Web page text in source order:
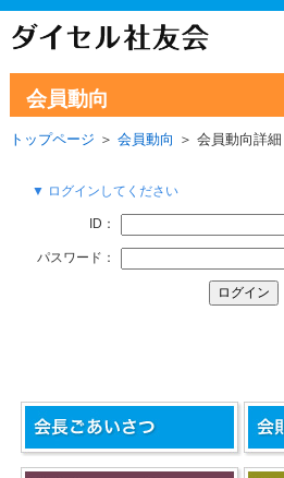
会員動向
トップページ ＞ 会員動向 ＞ 会員動向詳細
▼ ログインしてください
ID：
パスワード：